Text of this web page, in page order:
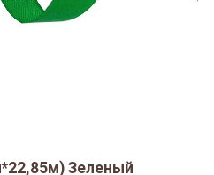
Зеленый